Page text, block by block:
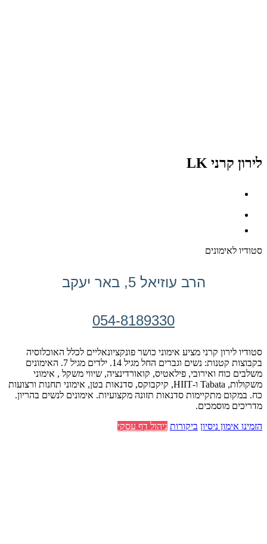
לירון קרני LK
סטודיו לאימונים
הרב עוזיאל 5, באר יעקב
054-8189330
סטודיו לירון קרני מציע אימוני כושר פונקציונאליים לכלל האוכלוסיה
בקבוצות קטנות: נשים וגברים החל מגיל 14. ילדים מגיל 7. האימונים
משלבים כוח ואירובי, פילאטיס, קואורדינציה, שיווי משקל , אימוני
משקולות, Tabata ו-HIIT, קיקבוקס, סדנאות בטן, אימוני תחנות ורצועות
כח. במקום מתקיימות סדנאות תזונה מקצועיות. אימונים לנשים בהריון.
מדריכים מוסמכים.
הזמינו אימון ניסיון ביקורות ניהול דף עסקי